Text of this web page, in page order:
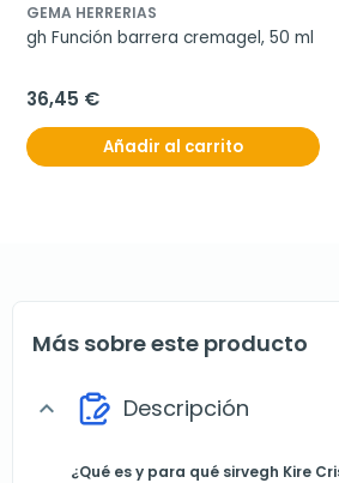
GEMA HERRERIAS
gh Función barrera cremagel, 50 ml
36,45 €
Añadir al carrito
Más sobre este producto
expand_more Descripción
¿Qué es y para qué sirvegh Kire